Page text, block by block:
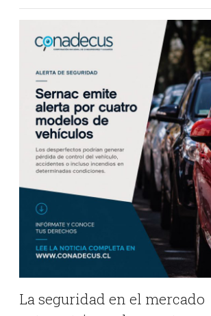
La seguridad en el mercado